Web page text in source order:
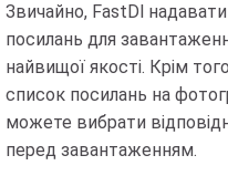
Звичайно, FastDl
посилань для
найвищої якості. Крім
список посилань на
можете вибрати
перед завантаженням.